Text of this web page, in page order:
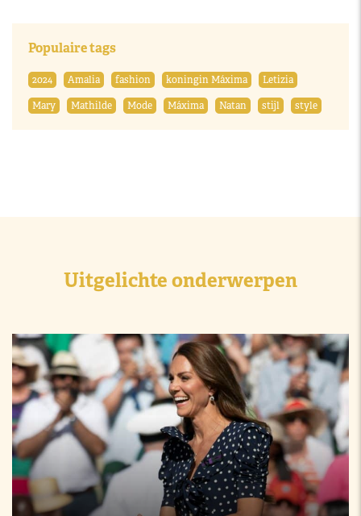
Populaire tags
2024 Amalia fashion koningin Máxima
Letizia
Mary
Mathilde Mode Máxima Natan stijl style
Uitgelichte onderwerpen